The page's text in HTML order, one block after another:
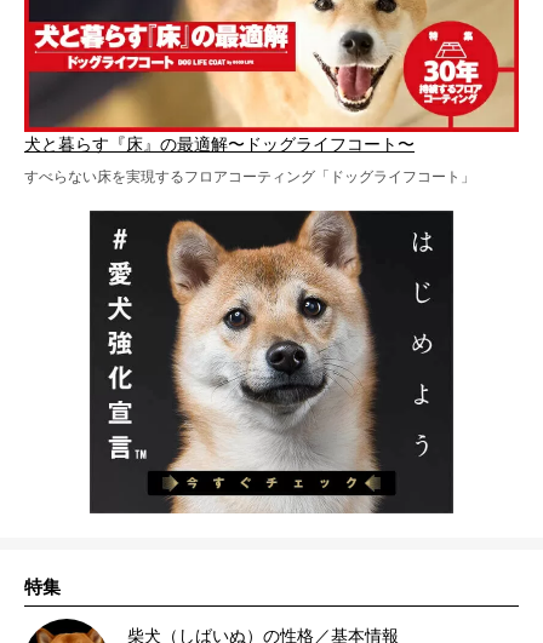
犬と暮らす『床』の最適解〜ドッグライフコート〜
すべらない床を実現するフロアコーティング「ドッグライフコート」
特集
柴犬（しばいぬ）の性格／基本情報